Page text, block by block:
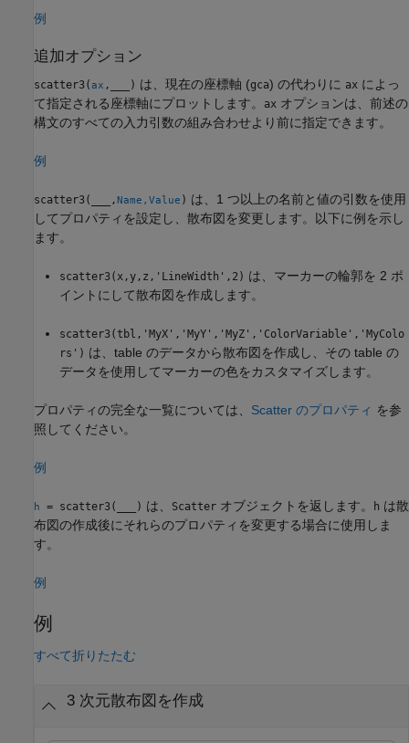
例
追加オプション
scatter3(ax , ) は、現在の座標軸 (gca) の代わりに ax によっ
て指定される座標軸にプロットします。
ax オプションは、前述の
構文のすべての入力引数の組み合わせより前に指定できます。
例
scatter3( ,Name,Value ) は、1 つ以上の名前と値の引数を使用
してプロパティを設定し、散布図を変更します。以下に例を示し
ます。
scatter3(x,y,z,'LineWidth',2) は、マーカーの輪郭を 2 ポ
イントにして散布図を作成します。
scatter3(tbl,'MyX','MyY','MyZ','ColorVariable','MyColo
rs') は、table のデータから散布図を作成し、その table の
データを使用してマーカーの色をカスタマイズします。
プロパティの完全な一覧については、 Scatter のプロパティ を参
照してください。
例
h = scatter3( ) は、 Scatter オブジェクトを返します。 h は散
布図の作成後にそれらのプロパティを変更する場合に使用しま
す。
例
例
すべて折りたたむ
3 次元散布図を作成